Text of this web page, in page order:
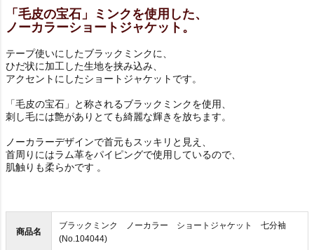
「毛皮の宝石」ミンクを使用した、
ノーカラーショートジャケット。
テープ使いにしたブラックミンクに、
ひだ状に加工した生地を挟み込み、
アクセントにしたショートジャケットです。
「毛皮の宝石」と称されるブラックミンクを使用、
刺し毛には艶がありとても綺麗な輝きを放ちます。
ノーカラーデザインで首元もスッキリと見え、
首周りにはラム革をパイピングで使用しているので、
肌触りも柔らかです 。
商品名
ブラックミンク ノーカラー ショートジャケット 七分袖
(No.104044)